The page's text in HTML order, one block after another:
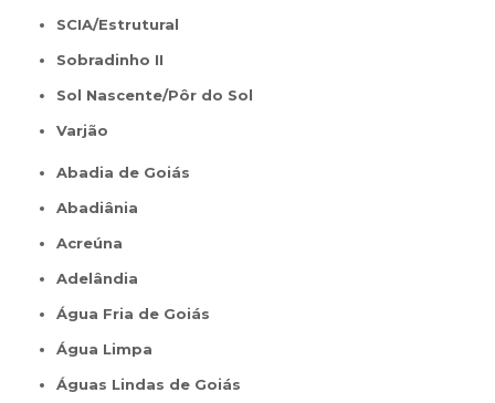
SCIA/Estrutural
Sobradinho II
Sol Nascente/Pôr do Sol
Varjão
Abadia de Goiás
Abadiânia
Acreúna
Adelândia
Água Fria de Goiás
Água Limpa
Águas Lindas de Goiás